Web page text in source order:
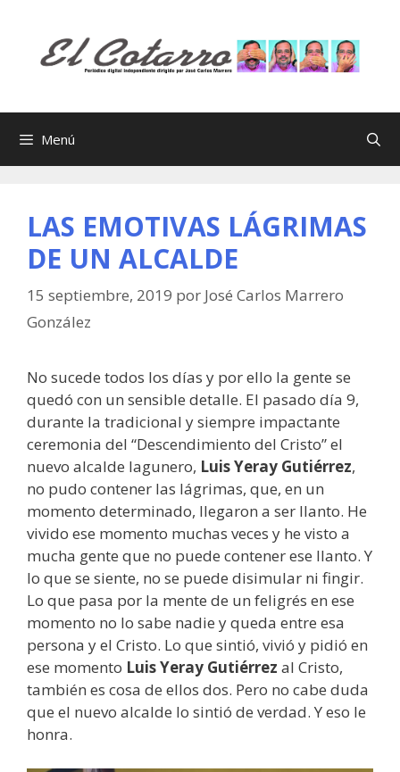
contenido
Menú
LAS EMOTIVAS LÁGRIMAS
DE UN ALCALDE
15 septiembre, 2019 por José Carlos Marrero
González
No sucede todos los días y por ello la gente se
quedó con un sensible detalle. El pasado día 9,
durante la tradicional y siempre impactante
ceremonia del “Descendimiento del Cristo” el
nuevo alcalde lagunero, Luis Yeray Gutiérrez,
no pudo contener las lágrimas, que, en un
momento determinado, llegaron a ser llanto. He
vivido ese momento muchas veces y he visto a
mucha gente que no puede contener ese llanto. Y
lo que se siente, no se puede disimular ni fingir.
Lo que pasa por la mente de un feligrés en ese
momento no lo sabe nadie y queda entre esa
persona y el Cristo. Lo que sintió, vivió y pidió en
ese momento Luis Yeray Gutiérrez al Cristo,
también es cosa de ellos dos. Pero no cabe duda
que el nuevo alcalde lo sintió de verdad. Y eso le
honra.